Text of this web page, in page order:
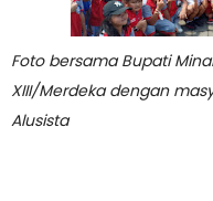
Foto bersama Bupati
XIII/Merdeka dengan
Alusista